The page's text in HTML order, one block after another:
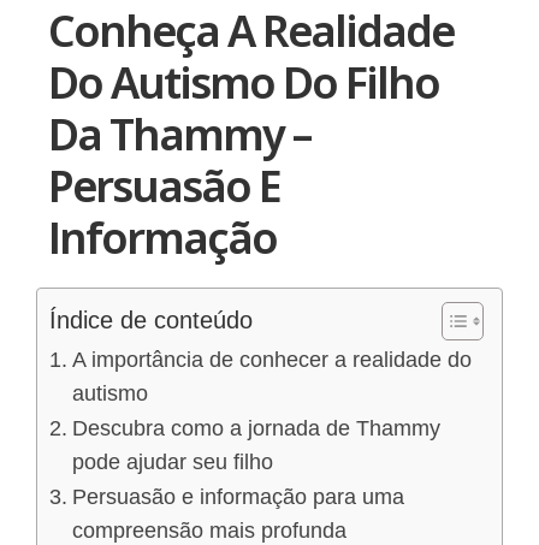
Conheça A Realidade
Do Autismo Do Filho
Da Thammy –
Persuasão E
Informação
Índice de conteúdo
A importância de conhecer a realidade do
autismo
Descubra como a jornada de Thammy
pode ajudar seu filho
Persuasão e informação para uma
compreensão mais profunda